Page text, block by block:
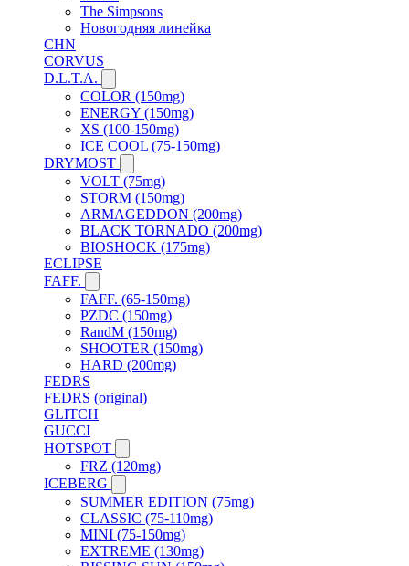
The Simpsons
Новогодняя линейка
CHN
CORVUS
D.L.T.A.
COLOR (150mg)
ENERGY (150mg)
XS (100-150mg)
ICE COOL (75-150mg)
DRYMOST
VOLT (75mg)
STORM (150mg)
ARMAGEDDON (200mg)
BLACK TORNADO (200mg)
BIOSHOCK (175mg)
ECLIPSE
FAFF.
FAFF. (65-150mg)
PZDC (150mg)
RandM (150mg)
SHOOTER (150mg)
HARD (200mg)
FEDRS
FEDRS (original)
GLITCH
GUCCI
HOTSPOT
FRZ (120mg)
ICEBERG
SUMMER EDITION (75mg)
CLASSIC (75-110mg)
MINI (75-150mg)
EXTREME (130mg)